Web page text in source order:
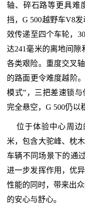
轴、碎石路等更具难
挡，G 500越野车V8
效传递至四个车轮，
达241毫米的离地间隙
各类艰险。重度交叉
的路面更令难度越阶
模式”，三把差速锁
完全悬空，G 500仍以
位于体验中心周边
米，包含大驼峰、枕
车辆不同场景下的通
进一步发挥作用，优
性能的同时，带来出
的安心与舒心。